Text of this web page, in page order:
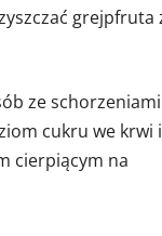
grejpfruta
ze schorzeniami
cukru we krwi i
cierpiącym na